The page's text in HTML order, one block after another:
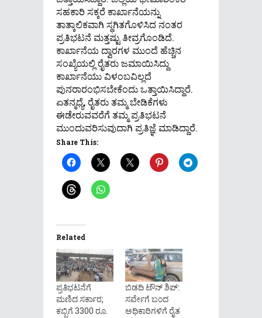
ಸಹಕಾರಿ ಸಕ್ಕರೆ ಕಾರ್ಖಾನೆಯನ್ನು
ತಾತ್ಕಾಲಿಕವಾಗಿ ಸ್ಥಗಿತಗೊಳಿಸಿದ ನಂತರ
ಪ್ರತಿಭಟನೆ ಮತ್ತಷ್ಟು ತೀವ್ರಗೊಂಡಿದೆ.
ಕಾರ್ಖಾನೆಯ ದ್ವಾರಗಳ ಮುಂದೆ ಹೆಚ್ಚಿನ
ಸಂಖ್ಯೆಯಲ್ಲಿ ರೈತರು ಜಮಾಯಿಸಿದ್ದು
ಕಾರ್ಖಾನೆಯು ವಿಳಂಬವಿಲ್ಲದೆ
ಪುನರಾರಂಭಿಸಬೇಕೆಂದು ಒತ್ತಾಯಿಸಿದ್ದಾರೆ.
ಏತನ್ಮಧ್ಯೆ, ರೈತರು ತಮ್ಮ ಬೇಡಿಕೆಗಳು
ಈಡೇರುವವರೆಗೆ ತಮ್ಮ ಪ್ರತಿಭಟನೆ
ಮುಂದುವರಿಸುವುದಾಗಿ ಪ್ರತಿಜ್ಞೆ ಮಾಡಿದ್ದಾರೆ.
Share This:
Related
ಪ್ರತಿಭಟನೆಗೆ
ಮಣಿದ ಸರ್ಕಾರ;
ಕಬ್ಬಿಗೆ 3300 ರೂ.
ಬಿಡದಿ ಟೌನ್ ಶಿಪ್:
ಸರ್ವೇಗೆ ಬಂದ
ಅಧಿಕಾರಿಗಳಿಗೆ ರೈತ